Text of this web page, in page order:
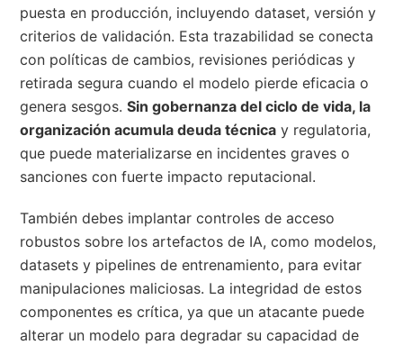
puesta en producción, incluyendo dataset, versión y
criterios de validación. Esta trazabilidad se conecta
con políticas de cambios, revisiones periódicas y
retirada segura cuando el modelo pierde eficacia o
genera sesgos.Sin gobernanza del ciclo de vida, la
organización acumula deuda técnica y regulatoria,
que puede materializarse en incidentes graves o
sanciones con fuerte impacto reputacional.
También debes implantar controles de acceso
robustos sobre los artefactos de IA, como modelos,
datasets y pipelines de entrenamiento, para evitar
manipulaciones maliciosas. La integridad de estos
componentes es crítica, ya que un atacante puede
alterar un modelo para degradar su capacidad de